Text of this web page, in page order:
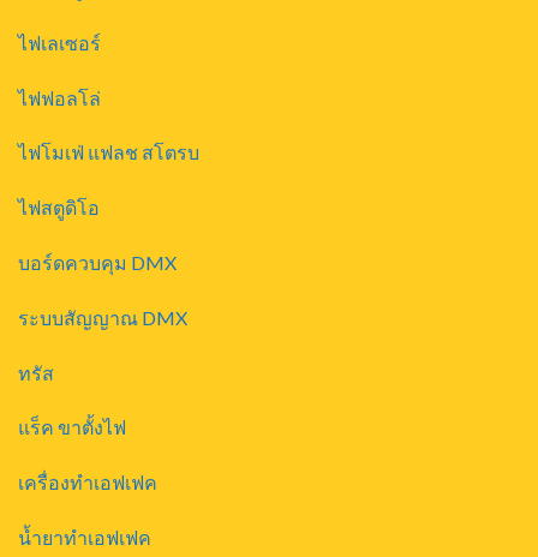
ไฟเลเซอร์
ไฟฟอลโล่
ไฟโมเฟ่ แฟลช สโตรบ
ไฟสตูดิโอ
บอร์ดควบคุม DMX
ระบบสัญญาณ DMX
ทรัส
แร็ค ขาตั้งไฟ
เครื่องทำเอฟเฟค
น้ำยาทำเอฟเฟค